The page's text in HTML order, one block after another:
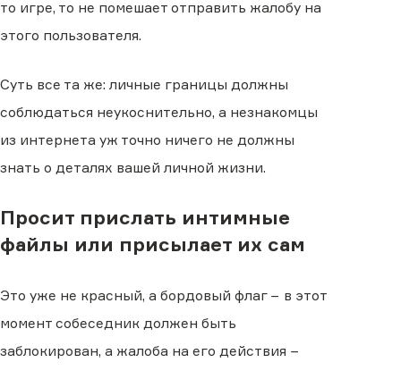
то игре, то не помешает отправить жалобу на
этого пользователя.
Суть все та же: личные границы должны
соблюдаться неукоснительно, а незнакомцы
из интернета уж точно ничего не должны
знать о деталях вашей личной жизни.
Просит прислать интимные
файлы или присылает их сам
Это уже не красный, а бордовый флаг − в этот
момент собеседник должен быть
заблокирован, а жалоба на его действия −